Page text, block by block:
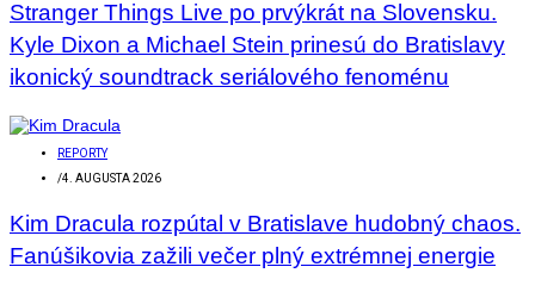
Stranger Things Live po prvýkrát na Slovensku.
Kyle Dixon a Michael Stein prinesú do Bratislavy
ikonický soundtrack seriálového fenoménu
REPORTY
/4. AUGUSTA 2026
Kim Dracula rozpútal v Bratislave hudobný chaos.
Fanúšikovia zažili večer plný extrémnej energie